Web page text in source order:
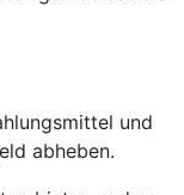
und
abheben.